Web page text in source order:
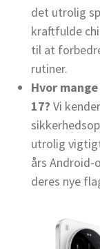
det utrolig
kraftfulde
til at
rutiner.
Hvor
17? Vi
utrolig
års
deres nye